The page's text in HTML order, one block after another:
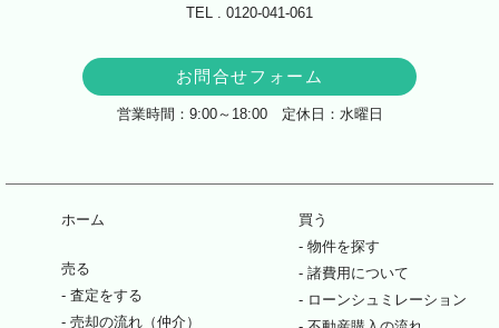
TEL . 0120-041-061
お問合せフォーム
営業時間：9:00～18:00 定休日：水曜日
ホーム
売る
査定をする
売却の流れ（仲介）
買う
物件を探す
諸費用について
ローンシュミレーション